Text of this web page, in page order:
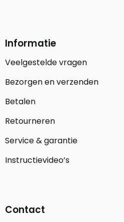
Informatie
Veelgestelde vragen
Bezorgen en verzenden
Betalen
Retourneren
Service & garantie
Instructievideo’s
Contact